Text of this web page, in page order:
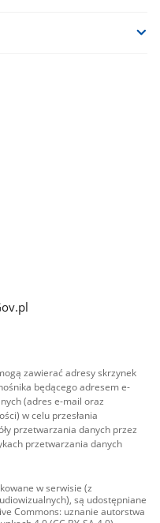
zawierać adresy skrzynek
będącego adresem e-
(adres e-mail oraz
w celu przesłania
przetwarzania danych przez
przetwarzania danych
w serwisie (z
są udostępniane
Commons: uznanie autorstwa